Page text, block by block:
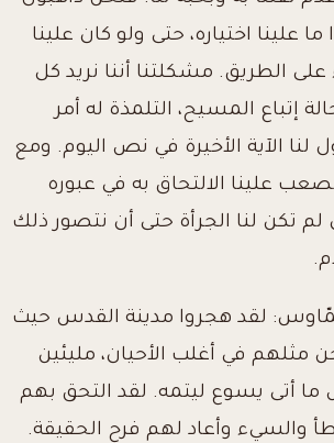
ما علينا اختياره، حتى ولو كان علينا
الطريق. مشكلتنا أننا نريد كل
إتباع المسيح، التلمذة له أمر
الآية الأخيرة في نص اليوم. ومع
علينا الالتحاق به في عبوره
لم تكن لنا الجرأة حتى أن نتصور ذلك
لقد هجروا مدينة القدس حيث
مثلهم في أغلب الأحيان، مليئين
أتى يسوع ليتمه. لقد التحق بهم
والسيء وأعاد لهم فرح الحقيقة.